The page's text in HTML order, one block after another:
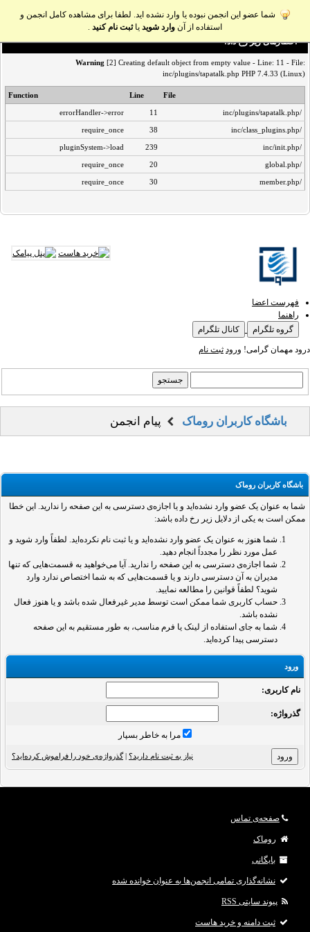
شما عضو این انجمن نبوده یا وارد نشده اید. لطفا برای مشاهده کامل انجمن و
استفاده از آن وارد شوید یاثبت نام کنید .
اخطار‌های زیر رخ داد:
Warning [2] Creating default object from empty value - Line: 11 - File:
inc/plugins/tapatalk.php PHP 7.4.33 (Linux)
File
Line
Function
/inc/plugins/tapatalk.php
11
errorHandler->error
/inc/class_plugins.php
38
require_once
/inc/init.php
239
pluginSystem->load
/global.php
20
require_once
/member.php
30
require_once
فهرست اعضا
راهنما
گروه تلگرام
کانال تلگرام
درود مهمان گرامی! ورود ثبت نام
باشگاه کاربران روماک پیام انجمن
باشگاه کاربران روماک
شما به عنوان یک عضو وارد نشده‌اید و یا اجازه‌ی دسترسی به این صفحه را ندارید. این خطا
ممکن است به یکی از دلایل زیر رخ داده باشد:
شما هنوز به عنوان یک عضو وارد نشده‌اید و یا ثبت نام نکرده‌اید. لطفاً وارد شوید و
عمل مورد نظر را مجدداً انجام دهید.
شما اجازه‌ی دسترسی به این صفحه را ندارید. آیا می‌خواهید به قسمت‌هایی که تنها
مدیران به آن دسترسی دارند و یا قسمت‌هایی که به شما اختصاص ندارد وارد
شوید؟ لطفاً قوانین را مطالعه نمایید.
حساب کاربری شما ممکن است توسط مدیر غیرفعال شده باشد و یا هنوز فعال
نشده باشد.
شما به جای استفاده از لینک یا فرم مناسب، به طور مستقیم به این صفحه
دسترسی پیدا کرده‌اید.
ورود
نام کاربری:
گذرواژه‌:
مرا به خاطر بسپار
نیاز به ثبت نام دارید؟ |گذرواژه‌ی خود را فراموش کرده‌اید؟
صفحه‌ی تماس
روماک
بایگانی
نشانه‌گذاری تمامی انجمن‌ها به عنوان خوانده شده
پیوند سایتی RSS
ثبت دامنه و خرید هاست